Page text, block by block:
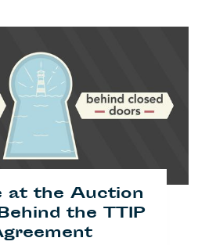
at the Auction
the TTIP